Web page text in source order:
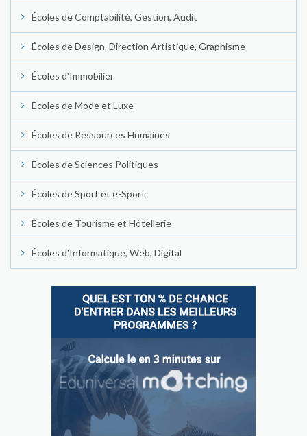
Écoles de Comptabilité, Gestion, Audit
Écoles de Design, Direction Artistique, Graphisme
Écoles d'Immobilier
Écoles de Mode et Luxe
Écoles de Ressources Humaines
Écoles de Sciences Politiques
Écoles de Sport et e-Sport
Écoles de Tourisme et Hôtellerie
Écoles d'Informatique, Web, Digital